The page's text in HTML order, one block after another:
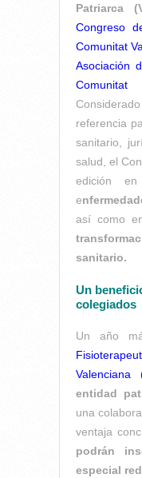
Patriarca
Congreso
Comunitat
Asociación
referencia
sanitario,
salud, el
edición
e
así como
sanitario.
Un
colegiados
Un año
Valenciana
entidad
una
ventaja
podrán
especial